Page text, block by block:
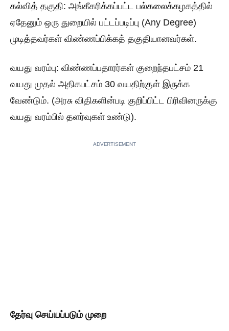
கல்வித் தகுதி: அங்கீகரிக்கப்பட்ட பல்கலைக்கழகத்தில்
ஏதேனும் ஒரு துறையில் பட்டப்படிப்பு (Any Degree)
முடித்தவர்கள் விண்ணப்பிக்கத் தகுதியானவர்கள்.
வயது வரம்பு: விண்ணப்பதாரர்கள் குறைந்தபட்சம் 21
வயது முதல் அதிகபட்சம் 30 வயதிற்குள் இருக்க
வேண்டும். (அரசு விதிகளின்படி குறிப்பிட்ட பிரிவினருக்கு
வயது வரம்பில் தளர்வுகள் உண்டு).
ADVERTISEMENT
தேர்வு செய்யப்படும் முறை